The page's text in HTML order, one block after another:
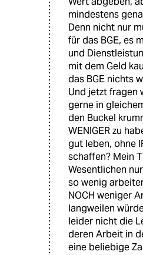
mindestens
Denn nicht nur
für das BGE, es
und
mit dem Geld
das BGE nichts
Und jetzt fragen
gerne in
den Buckel
WENIGER zu
gut leben, ohne
schaffen? Mein
Wesentlichen
so wenig
NOCH weniger
langweilen
leider nicht die
deren Arbeit in
eine beliebige